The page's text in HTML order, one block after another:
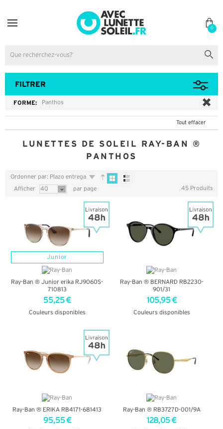
0
FILTRER
FORME: Panthos
Tout effacer
LUNETTES DE SOLEIL RAY-BAN ®
PANTHOS
Ordonner par: Plazo entrega
Afficher 40 par page 45 Produits
Junior
Ray-Ban ® Junior erika RJ9060S-
710813
55,25 €
Couleurs disponibles
Ray-Ban ® BERNARD RB2230-
901/31
105,95 €
Couleurs disponibles
Ray-Ban ® ERIKA RB4171-681413
95,55 €
Ray-Ban ® RB3727D-001/9A
128,05 €